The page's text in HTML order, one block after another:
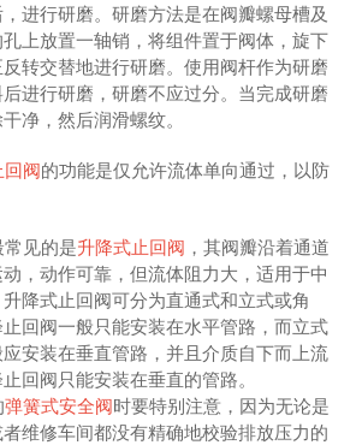
进行研磨。研磨方法是在阀瓣螺母槽及
上放置一轴销，将组件置于阀体，旋下
转交替地进行研磨。使用阀杆作为研磨
进行研磨，研磨不应过分。当完成研磨
净，然后润滑螺纹。
回阀的功能是仅允许流体单向通过，以防
见的是升降式止回阀 ，其阀瓣沿着通道
，动作可靠，但流体阻力大，适用于中
降式止回阀可分为直通式和立式或角
回阀一般只能安装在水平管路，而立式
安装在垂直管路，并且介质自下而上流
回阀只能安装在垂直的管路。
弹簧式安全阀时要特别注意，因为无论是
维修车间都没有精确地校验排放压力的